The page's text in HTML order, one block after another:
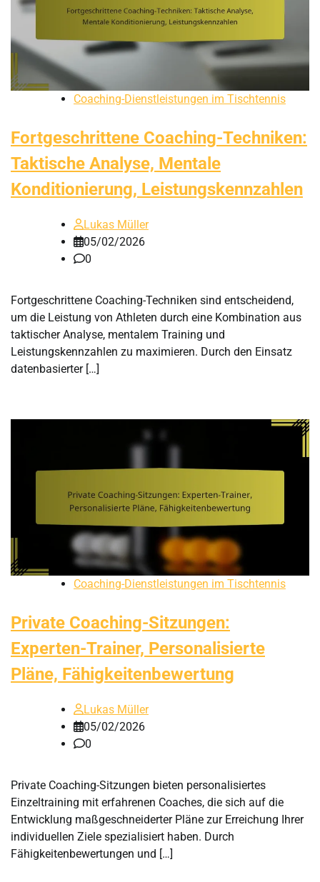
Coaching-Dienstleistungen im Tischtennis
Fortgeschrittene Coaching-Techniken:
Taktische Analyse, Mentale
Konditionierung, Leistungskennzahlen
Lukas Müller
05/02/2026
0
Fortgeschrittene Coaching-Techniken sind entscheidend,
um die Leistung von Athleten durch eine Kombination aus
taktischer Analyse, mentalem Training und
Leistungskennzahlen zu maximieren. Durch den Einsatz
datenbasierter […]
Coaching-Dienstleistungen im Tischtennis
Private Coaching-Sitzungen:
Experten-Trainer, Personalisierte
Pläne, Fähigkeitenbewertung
Lukas Müller
05/02/2026
0
Private Coaching-Sitzungen bieten personalisiertes
Einzeltraining mit erfahrenen Coaches, die sich auf die
Entwicklung maßgeschneiderter Pläne zur Erreichung Ihrer
individuellen Ziele spezialisiert haben. Durch
Fähigkeitenbewertungen und […]